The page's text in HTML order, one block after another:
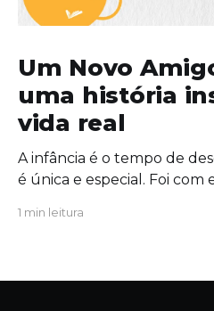
Um Novo
uma história
vida real
A infância é o tempo de
é única e especial. Foi com
1 min leitura